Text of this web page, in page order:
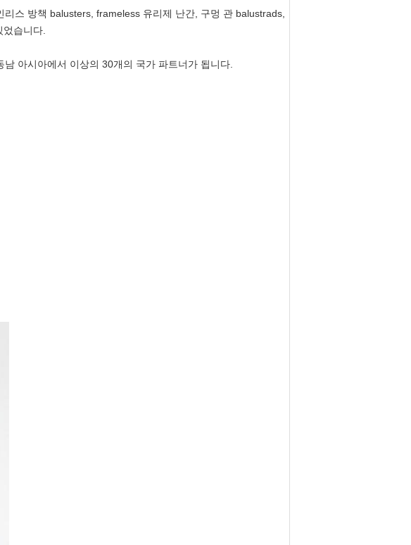
스 방책 balusters, frameless 유리제 난간, 구멍 관 balustrads,
습니다.
아시아에서 이상의 30개의 국가 파트너가 됩니다.